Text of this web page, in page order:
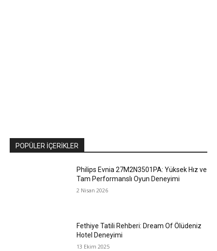
POPÜLER İÇERIKLER
Philips Evnia 27M2N3501PA: Yüksek Hız ve
Tam Performanslı Oyun Deneyimi
2 Nisan 2026
Fethiye Tatili Rehberi: Dream Of Ölüdeniz
Hotel Deneyimi
13 Ekim 2025